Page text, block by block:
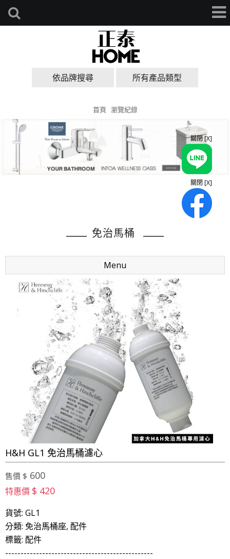
依品牌搜尋 所有產品類型
首頁 瀏覽紀錄
免治馬桶
Menu
H&H GL1 免治馬桶濾心
售價 $ 600
特惠價 $ 420
貨號: GL1
分類: 免治馬桶座, 配件
標籤: 配件
------------------------------------------------
關閉 [X]
關閉 [X]